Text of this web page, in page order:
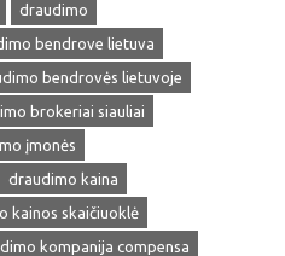
draudimo
bendrove lietuva
bendrovės lietuvoje
brokeriai siauliai
įmonės
draudimo kaina
kainos skaičiuoklė
kompanija compensa